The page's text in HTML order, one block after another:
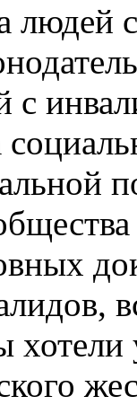
людей
с